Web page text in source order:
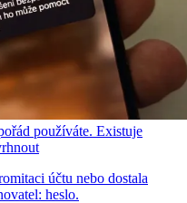
používáte. Existuje
účtu nebo dostala
heslo.